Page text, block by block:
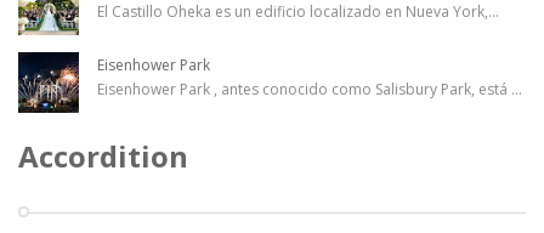
El Castillo Oheka es un edificio localizado en Nueva York,...
Eisenhower Park
Eisenhower Park , antes conocido como Salisbury Park, está ...
Accordition